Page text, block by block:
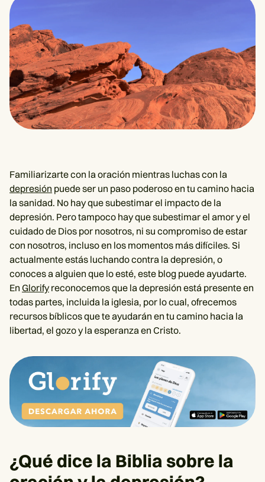
Familiarizarte con la oración mientras luchas con la
depresión puede ser un paso poderoso en tu camino hacia
la sanidad. No hay que subestimar el impacto de la
depresión. Pero tampoco hay que subestimar el amor y el
cuidado de Dios por nosotros, ni su compromiso de estar
con nosotros, incluso en los momentos más difíciles. Si
actualmente estás luchando contra la depresión, o
conoces a alguien que lo esté, este blog puede ayudarte.
En Glorifyreconocemos que la depresión está presente en
todas partes, incluida la iglesia, por lo cual, ofrecemos
recursos bíblicos que te ayudarán en tu camino hacia la
libertad, el gozo y la esperanza en Cristo.
¿Qué dice la Biblia sobre la